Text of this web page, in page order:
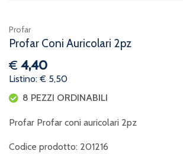
Profar
Profar Coni Auricolari 2pz
€ 4,40
Listino: € 5,50
8 PEZZI ORDINABILI
Profar Profar coni auricolari 2pz
Codice prodotto: 201216